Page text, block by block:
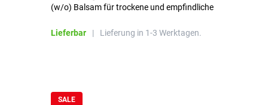
(w/o) Balsam für trockene und empfindliche
Lieferbar
| Lieferung in 1-3 Werktagen.
SALE